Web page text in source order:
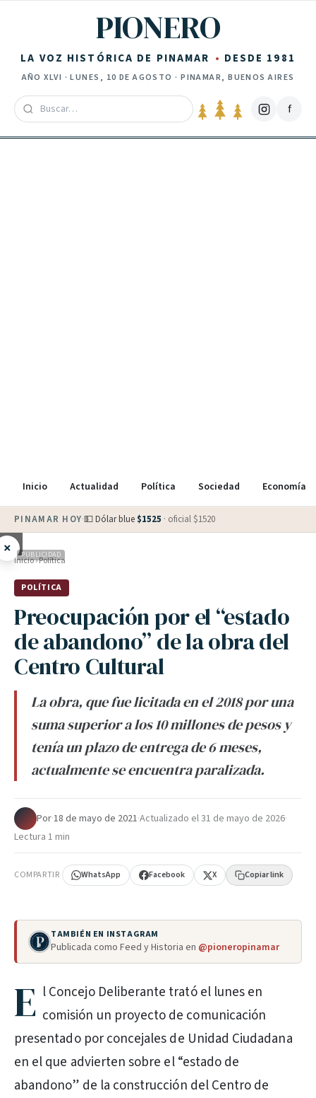
PIONERO
LA VOZ HISTÓRICA DE PINAMAR DESDE 1981
AÑOXLVI ·LUNES, 10 DE AGOSTO · PINAMAR, BUENOS AIRES
f
Inicio Actualidad Política Sociedad Economía
PINAMAR HOY·💵 Dólar blue $1525 · oficial $1520
× PUBLICIDAD
Inicio›Política
POLÍTICA
Preocupación por el “estado
de abandono” de la obra del
Centro Cultural
La obra, que fue licitada en el 2018 por una
suma superior a los 10 millones de pesos y
tenía un plazo de entrega de 6 meses,
actualmente se encuentra paralizada.
Por·18 de mayo de 2021·Actualizado el31 de mayo de 2026·
Lectura 1 min
COMPARTIR WhatsApp Facebook X Copiar link
TAMBIÉN EN INSTAGRAM
Publicada como Feed y Historia en @pioneropinamar
E l Concejo Deliberante trató el lunes en
comisión un proyecto de comunicación
presentado por concejales de Unidad Ciudadana
en el que advierten sobre el “estado de
abandono” de la construcción del Centro de